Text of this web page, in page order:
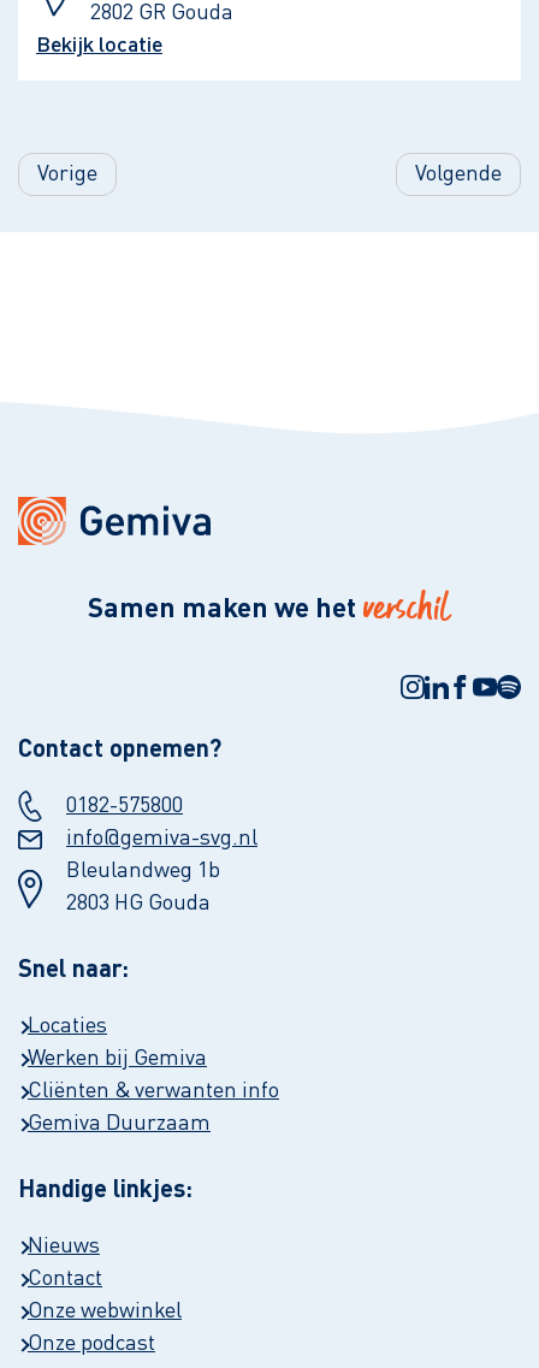
2802 GR Gouda
Bekijk locatie
Vorige Volgende
Samen maken we het verschil
Contact opnemen?
0182-575800
info@gemiva-svg.nl
Bleulandweg 1b
2803 HG Gouda
Snel naar:
Locaties
Werken bij Gemiva
Cliënten & verwanten info
Gemiva Duurzaam
Handige linkjes:
Nieuws
Contact
Onze webwinkel
Onze podcast